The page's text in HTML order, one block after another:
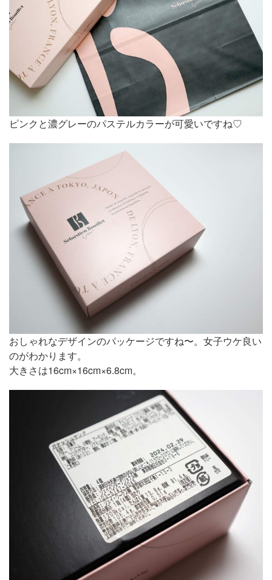
ピンクと濃グレーのパステルカラーが可愛いですね♡
おしゃれなデザインのパッケージですね〜。女子ウケ良い
のがわかります。
大きさは16cm×16cm×6.8cm。